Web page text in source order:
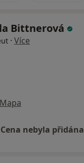
Bittnerová
· Více
Mapa
Cena nebyla přidána